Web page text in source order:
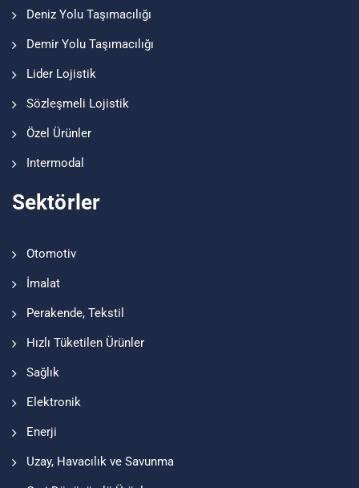
Deniz Yolu Taşımacılığı
Demir Yolu Taşımacılığı
Lider Lojistik
Sözleşmeli Lojistik
Özel Ürünler
Intermodal
Sektörler
Otomotiv
İmalat
Perakende, Tekstil
Hızlı Tüketilen Ürünler
Sağlık
Elektronik
Enerji
Uzay, Havacılık ve Savunma